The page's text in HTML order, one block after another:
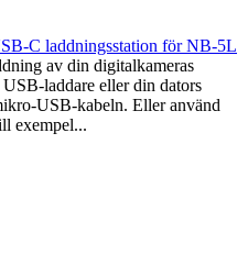
C laddningsstation för NB-5L
av din digitalkameras
laddare eller din dators
USB-kabeln. Eller använd
exempel...